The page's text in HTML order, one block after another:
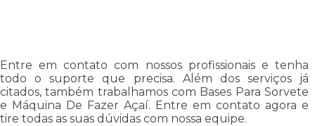
Entre em contato com nossos profissionais e tenha
todo o suporte que precisa. Além dos serviços já
citados, também trabalhamos com Bases Para Sorvete
e Máquina De Fazer Açaí. Entre em contato agora e
tire todas as suas dúvidas com nossa equipe.